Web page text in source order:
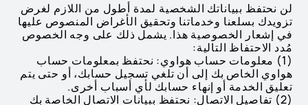
لن نحتفظ ببياناتك الشخصية لمدة أطول من اللازم لغرض
تزويدك بسلعنا وخدماتنا وتحقيق الأغراض المنصوص عليها
في إشعار الخصوصية هذا. يشمل ذلك على وجه الخصوص
مُدد الاحتفاظ التالية:
(1) معلومات حساب هواوي: نحتفظ بمعلومات حساب
هواوي الخاص بك إلى أن تلغي تسجيل حسابك، أو حتى يتم
تعليق الخدمة أو إنهاء حسابك لأي أسباب أخرى.
(2) تفاصيل الاتصال: نحتفظ ببيانات الاتصال الخاصة بك